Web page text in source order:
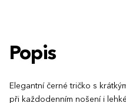
Popis
Elegantní černé tričko s
při každodenním nošení i